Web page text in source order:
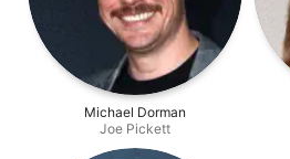
Michael Dorman
Joe Pickett